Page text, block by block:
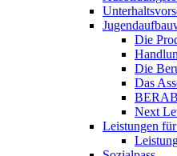
Die
Die
Das
BERAB
Next
Leistungen